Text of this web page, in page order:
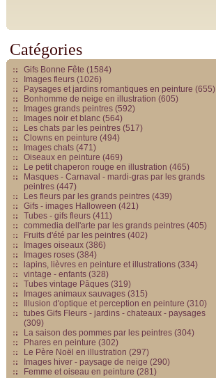
Catégories
Gifs Bonne Fête (1584)
Images fleurs (1026)
Paysages et jardins romantiques en peinture (655)
Bonhomme de neige en illustration (605)
Images grands peintres (592)
Images noir et blanc (564)
Les chats par les peintres (517)
Clowns en peinture (494)
Images chats (471)
Oiseaux en peinture (469)
Le petit chaperon rouge en illustration (465)
Masques - Carnaval - mardi-gras par les grands
peintres (447)
Les fleurs par les grands peintres (439)
Gifs - images Halloween (421)
Tubes - gifs fleurs (411)
commedia dell'arte par les grands peintres (405)
Fruits d'été par les peintres (402)
Images oiseaux (386)
Images roses (384)
lapins, lièvres en peinture et illustrations (334)
vintage - enfants (328)
Tubes vintage Pâques (319)
Images animaux sauvages (315)
Illusion d'optique et perception en peinture (310)
tubes Gifs Fleurs - jardins - chateaux - paysages
(309)
La saison des pommes par les peintres (304)
Phares en peinture (302)
Le Père Noël en illustration (297)
Images hiver - paysage de neige (290)
Femme et oiseau en peinture (281)